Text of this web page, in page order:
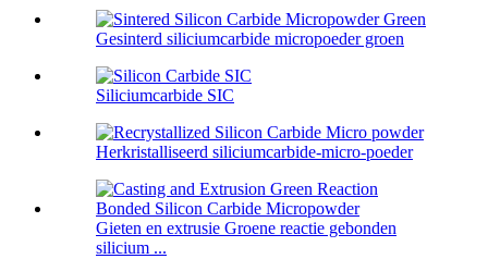
Gesinterd siliciumcarbide micropoeder groen
Siliciumcarbide SIC
Herkristalliseerd siliciumcarbide-micro-poeder
Gieten en extrusie Groene reactie gebonden
silicium ...